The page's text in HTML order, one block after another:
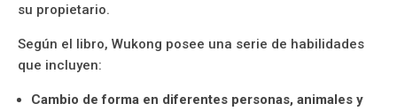
su propietario.
Según el libro, Wukong posee una serie de habilidades
que incluyen:
Cambio de forma en diferentes personas, animales y